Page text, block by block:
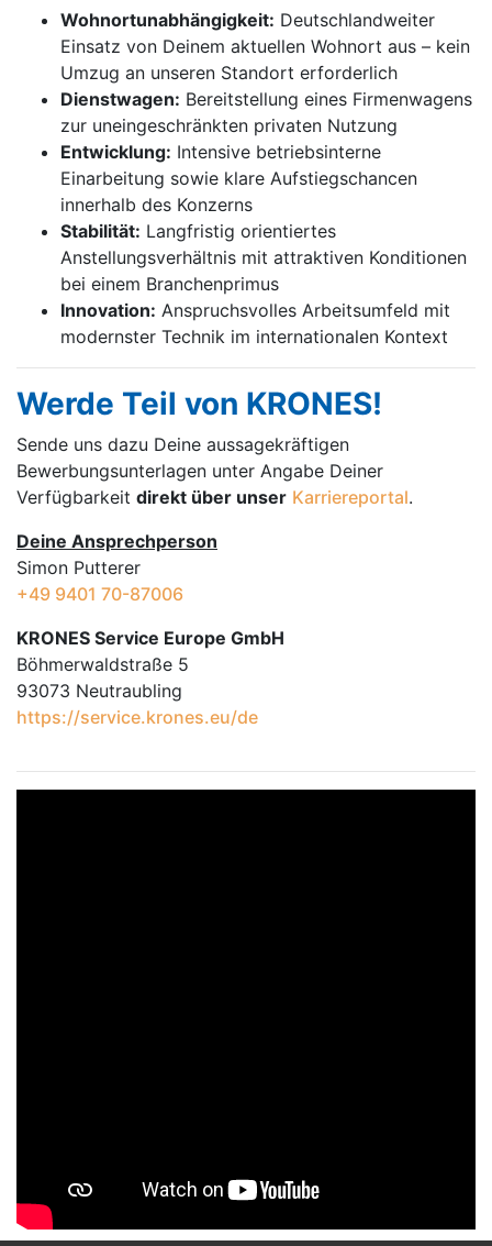
Wohnortunabhängigkeit: Deutschlandweiter
Einsatz von Deinem aktuellen Wohnort aus – kein
Umzug an unseren Standort erforderlich
Dienstwagen: Bereitstellung eines Firmenwagens
zur uneingeschränkten privaten Nutzung
Entwicklung: Intensive betriebsinterne
Einarbeitung sowie klare Aufstiegschancen
innerhalb des Konzerns
Stabilität: Langfristig orientiertes
Anstellungsverhältnis mit attraktiven Konditionen
bei einem Branchenprimus
Innovation: Anspruchsvolles Arbeitsumfeld mit
modernster Technik im internationalen Kontext
Werde Teil von KRONES!
Sende uns dazu Deine aussage­kräftigen
Bewerbungsunterlagen unter Angabe Deiner
Verfügbarkeit direkt über unser Karriereportal.
Deine Ansprechperson
Simon Putterer
+49 9401 70-87006
KRONES Service Europe GmbH
Böhmerwaldstraße 5
93073 Neutraubling
https://service.krones.eu/de